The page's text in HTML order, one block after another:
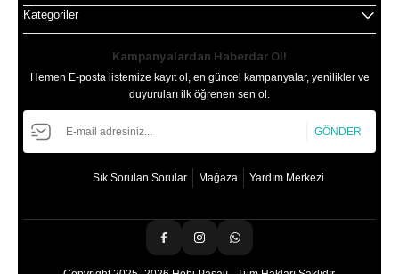
Kategoriler
Kampanyalardan Haberdar Ol!
Hemen E-posta listemize kayıt ol, en güncel kampanyalar, yenilikler ve
duyuruları ilk öğrenen sen ol.
GÖNDER
Sık Sorulan Sorular Mağaza Yardım Merkezi